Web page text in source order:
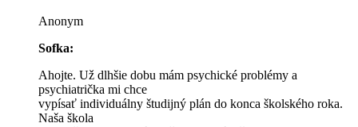
Anonym
Sofka:
Ahojte. Už dlhšie dobu mám psychické problémy a
psychiatrička mi chce
vypísať individuálny študijný plán do konca školského roka.
Naša škola